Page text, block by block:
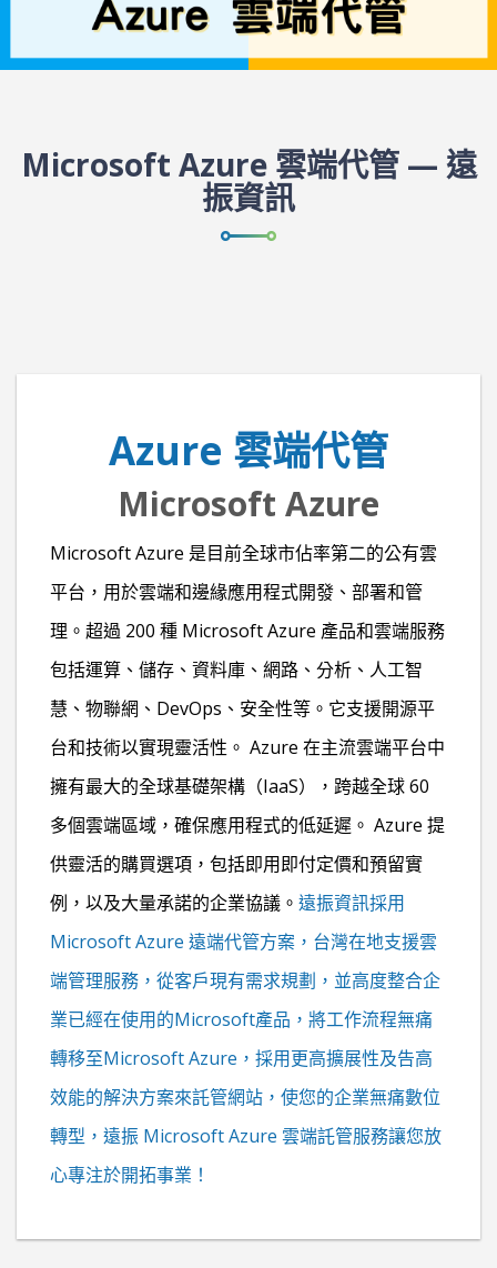
Microsoft Azure 雲端代管 — 遠
振資訊
Azure 雲端代管
Microsoft Azure
Microsoft Azure 是目前全球市佔率第二的公有雲
平台，用於雲端和邊緣應用程式開發、部署和管
理。超過 200 種 Microsoft Azure 產品和雲端服務
包括運算、儲存、資料庫、網路、分析、人工智
慧、物聯網、DevOps、安全性等。它支援開源平
台和技術以實現靈活性。 Azure 在主流雲端平台中
擁有最大的全球基礎架構（IaaS），跨越全球 60
多個雲端區域，確保應用程式的低延遲。 Azure 提
供靈活的購買選項，包括即用即付定價和預留實
例，以及大量承諾的企業協議。 遠振資訊採用
Microsoft Azure 遠端代管方案， 台灣在地支援雲
端管理服務，從客戶現有需求規劃，並高度整合企
業已經在使用的Microsoft產品，將工作流程無痛
轉移至Microsoft Azure，採用更高擴展性及告高
效能的解決方案來託管網站，使您的企業無痛數位
轉型，遠振 Microsoft Azure 雲端託管服務讓您放
心專注於開拓事業！